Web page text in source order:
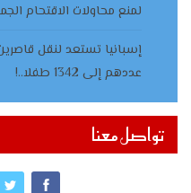
لمنع محاولات الاقتحام
إسبانيا تستعد لنقل
عددهم إلى 1342 طفلا..!
تواصل معنا